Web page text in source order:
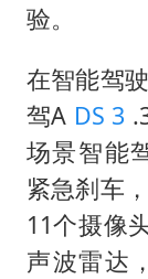
验。
在智能驾
驾A DS 3
场景智能
紧急刹车
11个摄像
声波雷达